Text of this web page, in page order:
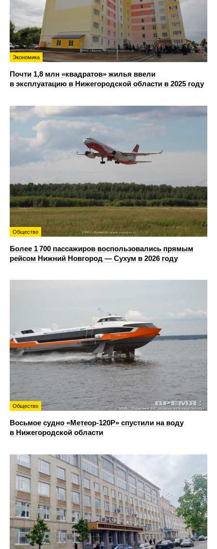
Экономика
Почти 1,8 млн «квадратов» жилья ввели
в эксплуатацию в Нижегородской области в 2025 году
Общество
Более 1 700 пассажиров воспользовались прямым
рейсом Нижний Новгород — Сухум в 2026 году
Общество
Восьмое судно «Метеор-120Р» спустили на воду
в Нижегородской области